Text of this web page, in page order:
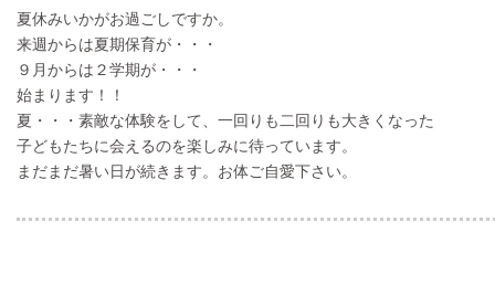
夏休みいかがお過ごしですか。
来週からは夏期保育が・・・
９月からは２学期が・・・
始まります！！
夏・・・素敵な体験をして、一回りも二回りも大きくなった
子どもたちに会えるのを楽しみに待っています。
まだまだ暑い日が続きます。お体ご自愛下さい。